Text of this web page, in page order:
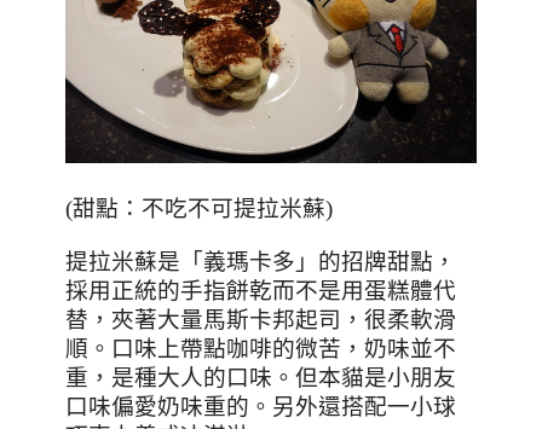
(甜點：不吃不可提拉米蘇)
提拉米蘇是「義瑪卡多」的招牌甜點，
採用正統的手指餅乾而不是用蛋糕體代
替，夾著大量馬斯卡邦起司，很柔軟滑
順。口味上帶點咖啡的微苦，奶味並不
重，是種大人的口味。但本貓是小朋友
口味偏愛奶味重的。另外還搭配一小球